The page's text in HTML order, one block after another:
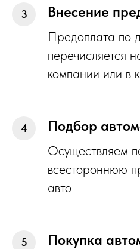
Внесение
Предоплата по
перечисляется
компании или в
Подбор
Осуществляем
всестороннюю
авто
Покупка